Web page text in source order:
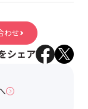
わせ
シェア